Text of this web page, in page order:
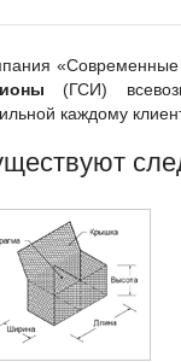
«Современные
(ГСИ)
каждому